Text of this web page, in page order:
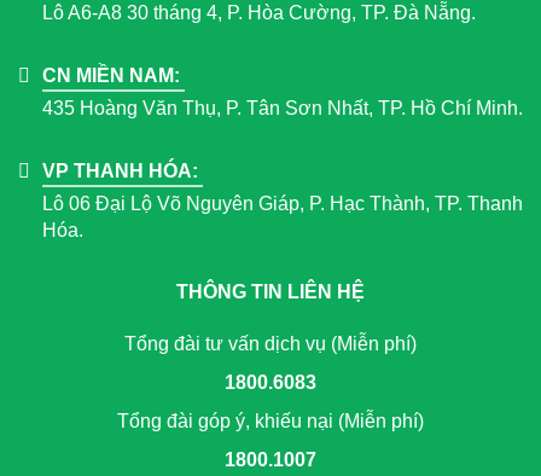
Lô A6-A8 30 tháng 4, P. Hòa Cường, TP. Đà Nẵng.
CN MIỀN NAM:
435 Hoàng Văn Thụ, P. Tân Sơn Nhất, TP. Hồ Chí Minh.
VP THANH HÓA:
Lô 06 Đại Lộ Võ Nguyên Giáp, P. Hạc Thành, TP. Thanh
Hóa.
THÔNG TIN LIÊN HỆ
Tổng đài tư vấn dịch vụ (Miễn phí)
1800.6083
Tổng đài góp ý, khiếu nại (Miễn phí)
1800.1007